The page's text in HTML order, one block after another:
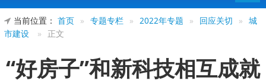
当前位置： 首页 » 专题专栏 » 2022年专题 » 回应关切 » 城
市建设
» 正文
“好房子”和新科技相互成就